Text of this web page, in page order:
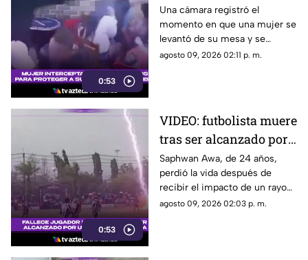
0:53
su pareja durante
ataque armado en un
bar
Una cámara registró el
momento en que una mujer se
levantó de su mesa y se
interpuso frente a su pareja
agosto 09, 2026 02:11 p. m.
0:53
VIDEO: futbolista muere
tras ser alcanzado por
un rayo en pleno
partido
Saphwan Awa, de 24 años,
perdió la vida después de
recibir el impacto de un rayo
mientras disputaba un partido
agosto 09, 2026 02:03 p. m.